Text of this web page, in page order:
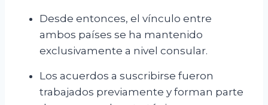
Desde entonces, el vínculo entre
ambos países se ha mantenido
exclusivamente a nivel consular.
Los acuerdos a suscribirse fueron
trabajados previamente y forman parte